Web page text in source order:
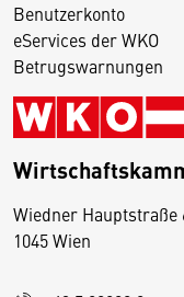
Benutzerkonto
eServices der WKO
Betrugswarnungen
Wiedner Hauptstraße
1045 Wien
D